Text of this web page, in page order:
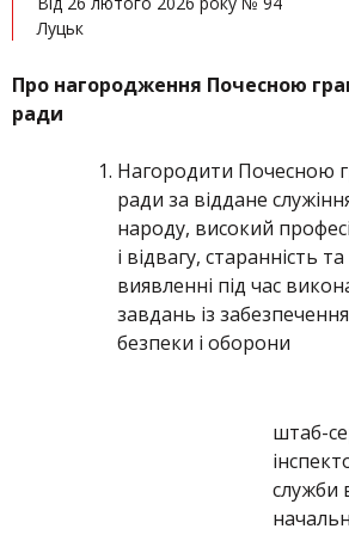
Луцьк
Про нагородження Почесною
ради
Нагородити Почесною
ради за віддане
народу, високий
і відвагу, старанність та
виявленні під час
завдань із
безпеки і оборони
штаб-
служби